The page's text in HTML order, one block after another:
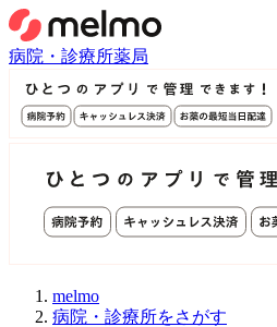
病院・診療所薬局
melmo
病院・診療所をさがす